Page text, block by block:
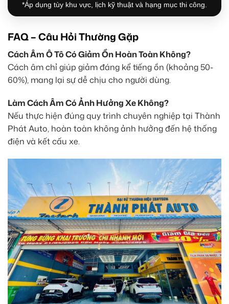
*Áp dụng tùy khu vực, lịch kỹ thuật và hạng mục thi công.
FAQ – Câu Hỏi Thường Gặp
Cách Âm Ô Tô Có Giảm Ồn Hoàn Toàn Không?
Cách âm chỉ giúp giảm đáng kể tiếng ồn (khoảng 50-
60%), mang lại sự dễ chịu cho người dùng.
Làm Cách Âm Có Ảnh Hưởng Xe Không?
Nếu thực hiện đúng quy trình chuyên nghiệp tại Thành
Phát Auto, hoàn toàn không ảnh hưởng đến hệ thống
điện và kết cấu xe.